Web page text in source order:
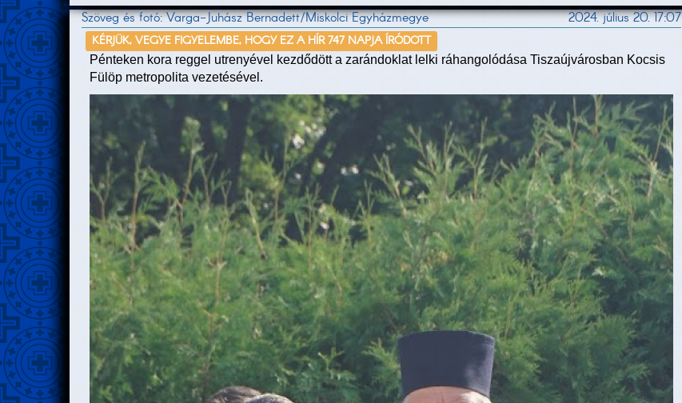
Szöveg és fotó: Varga-Juhász Bernadett/Miskolci Egyházmegye 2024. július 20. 17:07
KÉRJÜK, VEGYE FIGYELEMBE, HOGY EZ A HÍR 747 NAPJA ÍRÓDOTT
Pénteken kora reggel utrenyével kezdődött a zarándoklat lelki ráhangolódása Tiszaújvárosban Kocsis
Fülöp metropolita vezetésével.